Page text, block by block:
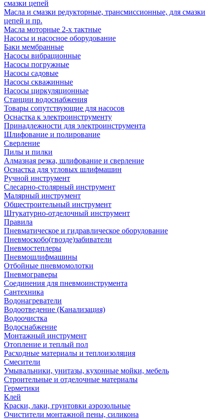
смазки цепей
Масла и смазки редукторные, трансмиссионные, для смазки
цепей и пр.
Масла моторные 2-х тактные
Насосы и насосное оборудование
Баки мембранные
Насосы вибрационные
Насосы погружные
Насосы садовые
Насосы скважинные
Насосы циркуляционные
Станции водоснабжения
Товары сопутствующие для насосов
Оснастка к электроинструменту
Принадлежности для электроинструмента
Шлифование и полирование
Сверление
Пилы и пилки
Алмазная резка, шлифование и сверление
Оснастка для угловых шлифмашин
Ручной инструмент
Слесарно-столярный инструмент
Малярный инструмент
Общестроительный инструмент
Штукатурно-отделочный инструмент
Правила
Пневматическое и гидравлическое оборудование
Пневмоскобо(гвозде)забиватели
Пневмостеплеры
Пневмошлифмашины
Отбойные пневмомолотки
Пневмограверы
Соединения для пневмоинструмента
Сантехника
Водонагреватели
Водоотведение (Канализация)
Водоочистка
Водоснабжение
Монтажный инструмент
Отопление и теплый пол
Расходные материалы и теплоизоляция
Смесители
Умывальники, унитазы, кухонные мойки, мебель
Строительные и отделочные материалы
Герметики
Клей
Краски, лаки, грунтовки аэрозольные
Очистители монтажной пены, силикона